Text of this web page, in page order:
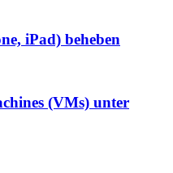
iPad) beheben
(VMs) unter